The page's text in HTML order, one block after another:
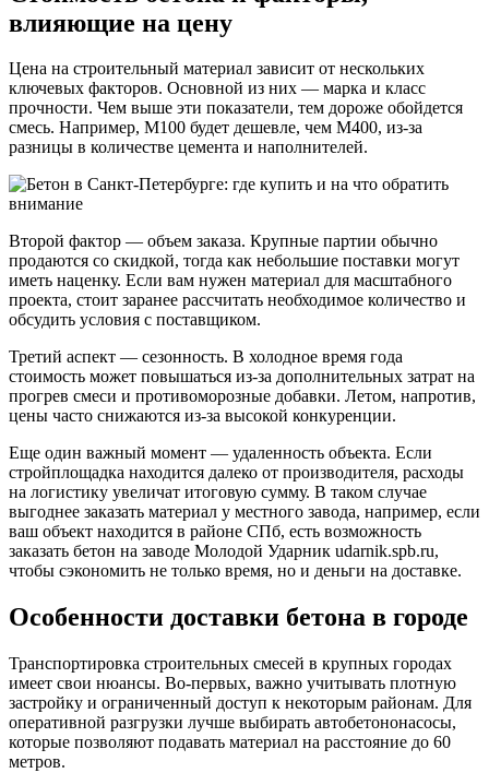
влияющие на цену
Цена на строительный материал зависит от нескольких
ключевых факторов. Основной из них — марка и класс
прочности. Чем выше эти показатели, тем дороже обойдется
смесь. Например, М100 будет дешевле, чем М400, из-за
разницы в количестве цемента и наполнителей.
Второй фактор — объем заказа. Крупные партии обычно
продаются со скидкой, тогда как небольшие поставки могут
иметь наценку. Если вам нужен материал для масштабного
проекта, стоит заранее рассчитать необходимое количество и
обсудить условия с поставщиком.
Третий аспект — сезонность. В холодное время года
стоимость может повышаться из-за дополнительных затрат на
прогрев смеси и противоморозные добавки. Летом, напротив,
цены часто снижаются из-за высокой конкуренции.
Еще один важный момент — удаленность объекта. Если
стройплощадка находится далеко от производителя, расходы
на логистику увеличат итоговую сумму. В таком случае
выгоднее заказать материал у местного завода, например, если
ваш объект находится в районе СПб, есть возможность
заказать бетон на заводе Молодой Ударник udarnik.spb.ru,
чтобы сэкономить не только время, но и деньги на доставке.
Особенности доставки бетона в городе
Транспортировка строительных смесей в крупных городах
имеет свои нюансы. Во-первых, важно учитывать плотную
застройку и ограниченный доступ к некоторым районам. Для
оперативной разгрузки лучше выбирать автобетононасосы,
которые позволяют подавать материал на расстояние до 60
метров.